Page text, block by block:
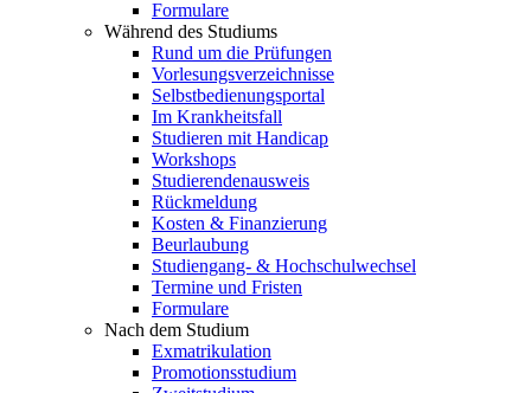
Formulare
Während des Studiums
Rund um die Prüfungen
Vorlesungsverzeichnisse
Selbstbedienungsportal
Im Krankheitsfall
Studieren mit Handicap
Workshops
Studierendenausweis
Rückmeldung
Kosten & Finanzierung
Beurlaubung
Studiengang- & Hochschulwechsel
Termine und Fristen
Formulare
Nach dem Studium
Exmatrikulation
Promotionsstudium